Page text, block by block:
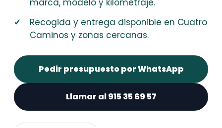
marca, modelo y kilometraje.
Recogida y entrega disponible en Cuatro
Caminos y zonas cercanas.
Pedir presupuesto por WhatsApp
Llamar al 915 35 69 57